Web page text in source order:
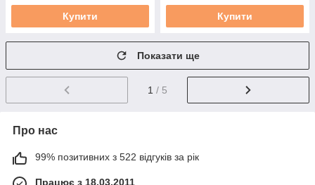
Купити Купити
Показати ще
1 / 5
Про нас
99% позитивних з 522 відгуків за рік
Працює з 18.03.2011